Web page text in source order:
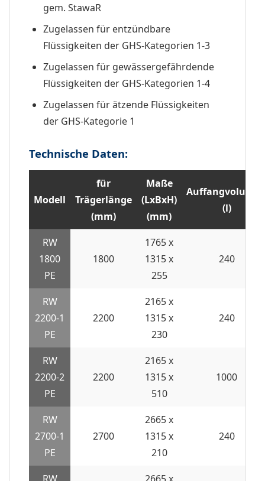
gem. StawaR
Zugelassen für entzündbare
Flüssigkeiten der GHS-Kategorien 1-3
Zugelassen für gewässergefährdende
Flüssigkeiten der GHS-Kategorien 1-4
Zugelassen für ätzende Flüssigkeiten
der GHS-Kategorie 1
Technische Daten:
Modell
für
Trägerlänge
(mm)
Maße
(LxBxH)
(mm)
(l)
RW
1800
PE
1800
1765 x
1315 x
255
240
RW
2200-1
PE
2200
2165 x
1315 x
230
240
RW
2200-2
PE
2200
2165 x
1315 x
510
1000
RW
2700-1
PE
2700
2665 x
1315 x
210
240